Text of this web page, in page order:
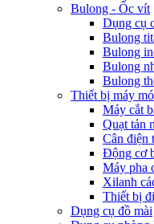
Bulong - Ốc vít
Dụng cụ
Bulong
Bulong
Bulong
Bulong
Thiết bị máy
Máy cắt
Quạt tản
Cân điện
Động cơ
Máy pha
Xilanh
Thiết bị
Dụng cụ đồ mài